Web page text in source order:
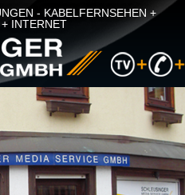
- KABELFERNSEHEN +
INTERNET